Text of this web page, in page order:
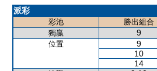
派彩
彩池 勝出組合
獨贏
9
位置 9
10
14